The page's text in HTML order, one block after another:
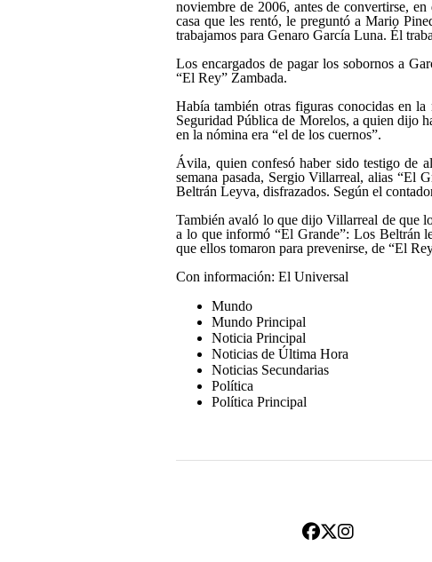
noviembre de 2006, antes de convertirse,
casa que les rentó, le preguntó a Mario
trabajamos para Genaro García Luna. Él
Los encargados de pagar los sobornos a
“El Rey” Zambada.
Había también otras figuras conocidas en
Seguridad Pública de Morelos, a quien dijo
en la nómina era “el de los cuernos”.
Ávila, quien confesó haber sido testigo de
semana pasada, Sergio Villarreal, alias “El
Beltrán Leyva, disfrazados. Según el
También avaló lo que dijo Villarreal de que
a lo que informó “El Grande”: Los Beltrán
que ellos tomaron para prevenirse, de “El
Con información: El Universal
Mundo
Mundo Principal
Noticia Principal
Noticias de Última Hora
Noticias Secundarias
Política
Política Principal